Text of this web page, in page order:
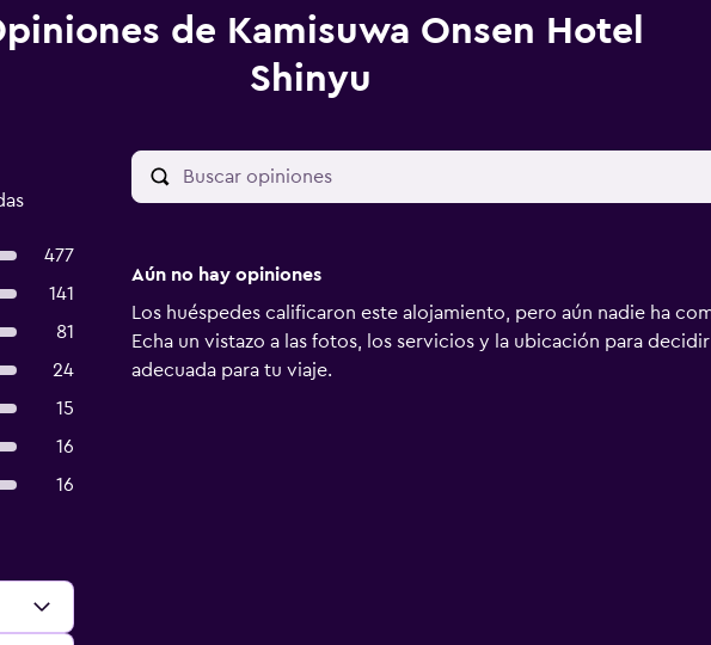
de Kamisuwa Onsen Hotel
Shinyu
477
141
81
24
15
16
16
Aún no hay opiniones
Los huéspedes calificaron este alojamiento, pero aún nadie ha
Echa un vistazo a las fotos, los servicios y la ubicación para
adecuada para tu viaje.